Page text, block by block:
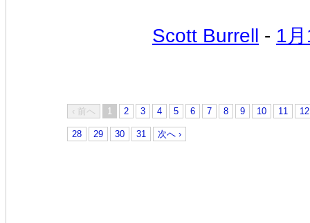
Scott Burrell - 1
‹ 前へ 1 2 3 4 5 6 7 8 9 10 11 12
28 29 30 31 次へ ›